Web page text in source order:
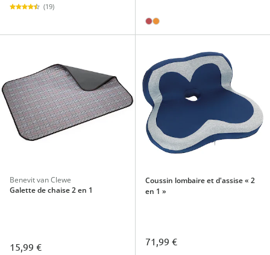
(19)
Benevit van Clewe
Galette de chaise 2 en 1
15,99 €
Coussin lombaire et d'assise « 2
en 1 »
71,99 €